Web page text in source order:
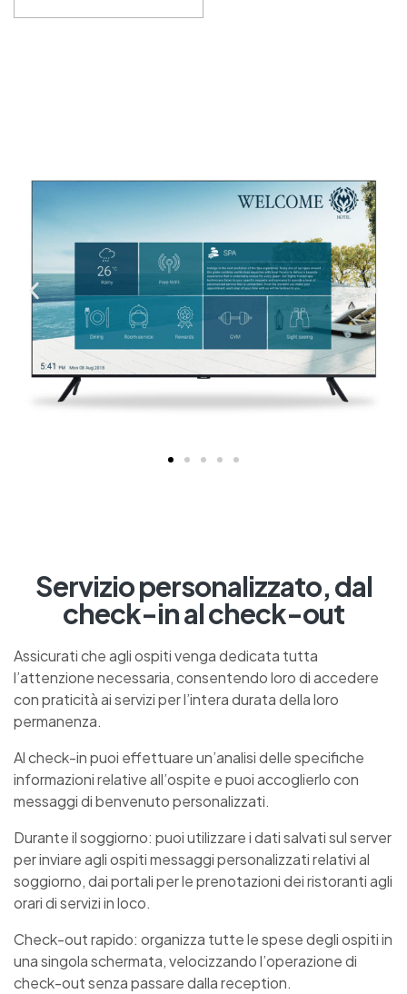
Servizio personalizzato, dal
check-in al check-out
Assicurati che agli ospiti venga dedicata tutta
l’attenzione necessaria, consentendo loro di accedere
con praticità ai servizi per l’intera durata della loro
permanenza.
Al check-in puoi effettuare un’analisi delle specifiche
informazioni relative all’ospite e puoi accoglierlo con
messaggi di benvenuto personalizzati.
Durante il soggiorno: puoi utilizzare i dati salvati sul server
per inviare agli ospiti messaggi personalizzati relativi al
soggiorno, dai portali per le prenotazioni dei ristoranti agli
orari di servizi in loco.
Check-out rapido: organizza tutte le spese degli ospiti in
una singola schermata, velocizzando l’operazione di
check-out senza passare dalla reception.